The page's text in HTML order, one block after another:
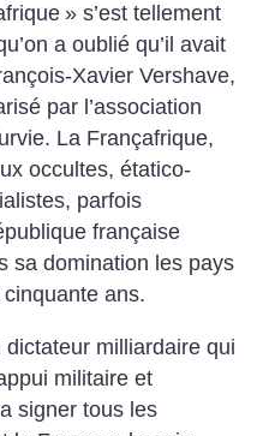
» s’est tellement
a oublié qu’il avait
Xavier Vershave,
par l’association
La Françafrique,
occultes, étatico-
parfois
française
sa domination les pays
ans.
milliardaire qui
militaire et
signer tous les